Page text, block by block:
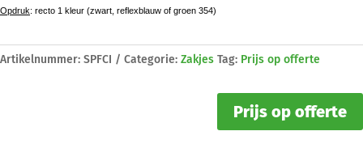
Opdruk: recto 1 kleur (zwart, reflexblauw of groen 354)
Artikelnummer: SPFCI Categorie: Zakjes Tag: Prijs op offerte
Prijs op offerte